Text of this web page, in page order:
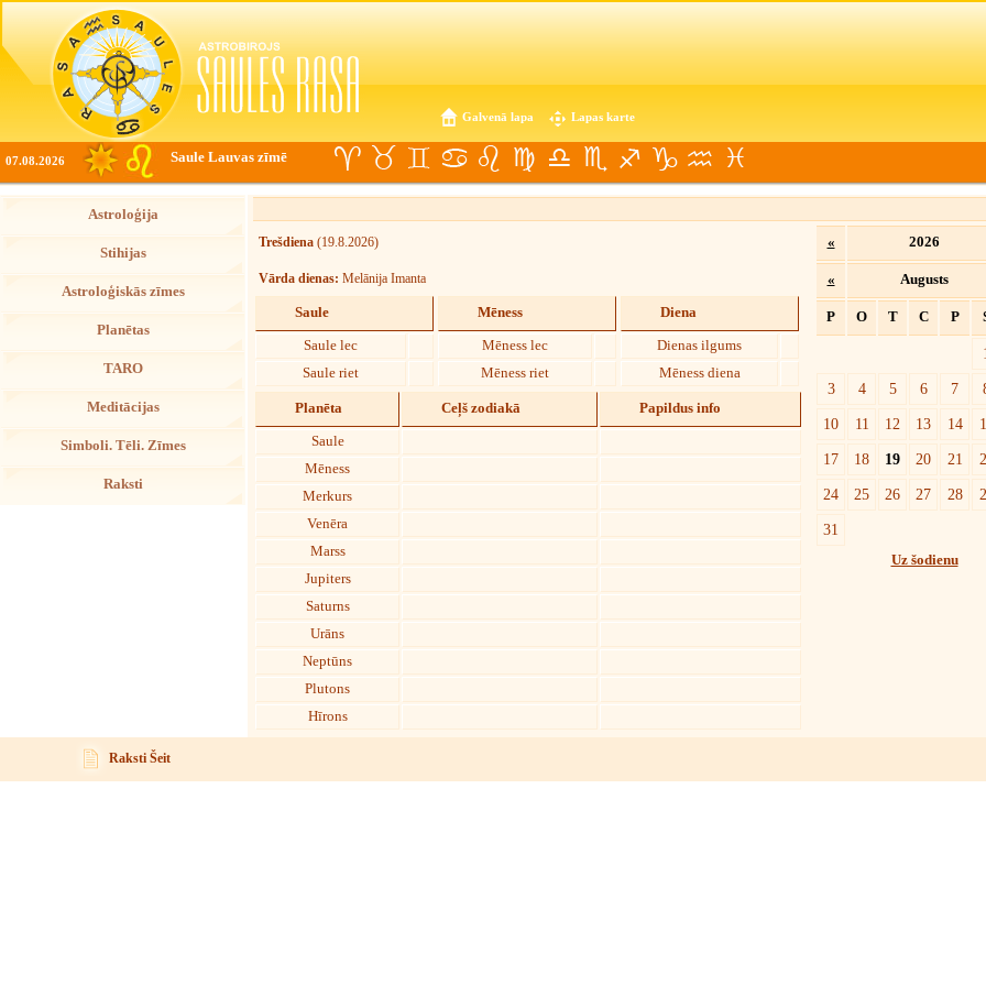
Galvenā lapa Lapas karte
07.08.2026 Saule Lauvas zīmē
Astroloģija
Stihijas
Astroloģiskās zīmes
Planētas
TARO
Meditācijas
Simboli. Tēli. Zīmes
Raksti
Trešdiena (19.8.2026)
Vārda dienas: Melānija Imanta
Saule
Saule lec
Saule riet
Mēness
Mēness lec
Mēness riet
Diena
Dienas ilgums
Mēness diena
Planēta Ceļš zodiakā Papildus info
Saule
Mēness
Merkurs
Venēra
Marss
Jupiters
Saturns
Urāns
Neptūns
Plutons
Hīrons
« 2026
« Augusts
P O T C P
3
4 5 6 7
10
11 12 13 14
17
18 19 20 21
24
25 26 27 28
31
Uz šodienu
Raksti Šeit